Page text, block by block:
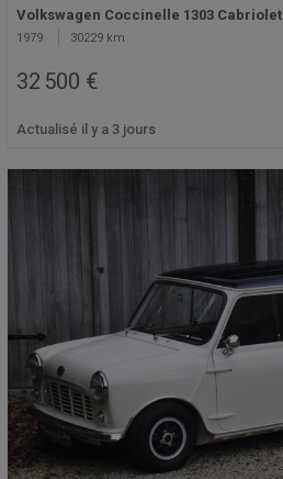
Volkswagen Coccinelle 1303 Cabriolet
1979 30229 km
32 500 €
Actualisé il y a 3 jours